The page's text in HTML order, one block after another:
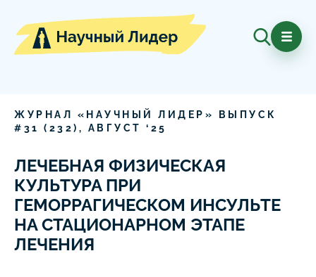
ЖУРНАЛ «НАУЧНЫЙ ЛИДЕР» ВЫПУСК
# 31 ( 232), АВГУСТ ‘ 25
ЛЕЧЕБНАЯ ФИЗИЧЕСКАЯ
КУЛЬТУРА ПРИ
ГЕМОРРАГИЧЕСКОМ ИНСУЛЬТЕ
НА СТАЦИОНАРНОМ ЭТАПЕ
ЛЕЧЕНИЯ